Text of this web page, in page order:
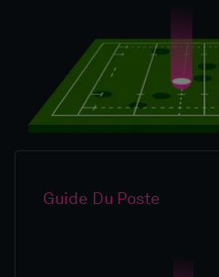
Guide Du Poste